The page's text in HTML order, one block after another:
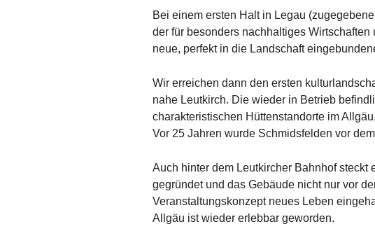
Bei einem ersten Halt in Legau
der für besonders nachhaltiges
neue, perfekt in die Landschaft
Wir erreichen dann den ersten
nahe Leutkirch. Die wieder in Betrieb
charakteristischen Hüttenstandorte im
Vor 25 Jahren wurde Schmidsfelden vor
Auch hinter dem Leutkircher Bahnhof
gegründet und das Gebäude nicht nur vor
Veranstaltungskonzept neues Leben
Allgäu ist wieder erlebbar geworden.